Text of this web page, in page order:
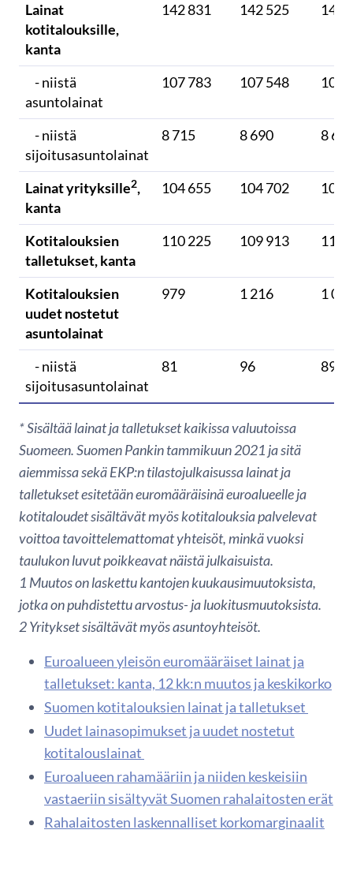
Lainat
kotitalouksille,
kanta
142 831 142 525 142
- niistä
asuntolainat
107 783 107 548 107
- niistä
sijoitusasuntolainat
8 715 8 690 8
Lainat yrityksille2,
kanta
104 655 104 702 105
Kotitalouksien
talletukset, kanta
110 225 109 913 111
Kotitalouksien
uudet nostetut
asuntolainat
979 1 216 1
- niistä
sijoitusasuntolainat
81 96 89
* Sisältää lainat ja talletukset kaikissa valuutoissa
Suomeen. Suomen Pankin tammikuun 2021 ja sitä
aiemmissa sekä EKP:n tilastojulkaisussa lainat ja
talletukset esitetään euromääräisinä euroalueelle ja
kotitaloudet sisältävät myös kotitalouksia palvelevat
voittoa tavoittelemattomat yhteisöt, minkä vuoksi
taulukon luvut poikkeavat näistä julkaisuista.
1 Muutos on laskettu kantojen kuukausimuutoksista,
jotka on puhdistettu arvostus- ja luokitusmuutoksista.
2 Yritykset sisältävät myös asuntoyhteisöt.
Euroalueen yleisön euromääräiset lainat ja
talletukset: kanta, 12 kk:n muutos ja keskikorko
Suomen kotitalouksien lainat ja talletukset
Uudet lainasopimukset ja uudet nostetut
kotitalouslainat
Euroalueen rahamääriin ja niiden keskeisiin
vastaeriin sisältyvät Suomen rahalaitosten erät
Rahalaitosten laskennalliset korkomarginaalit